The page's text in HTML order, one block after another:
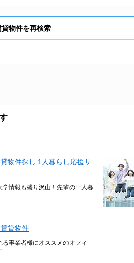
物件を再検索
物件探し 1人暮らし応援サ
学情報も盛り沢山！先輩の一人暮
貸物件
る事業者様にオススメのオフィ